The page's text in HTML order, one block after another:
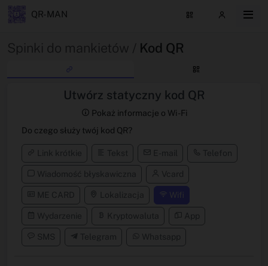
QR-MAN
Spinki do mankietów / Kod QR
Utwórz statyczny kod QR
Pokaż informacje o Wi -Fi
Do czego służy twój kod QR?
Link krótkie Tekst E-mail Telefon
Wiadomość błyskawiczna Vcard
ME CARD Lokalizacja Wifi
Wydarzenie Kryptowaluta App
SMS Telegram Whatsapp